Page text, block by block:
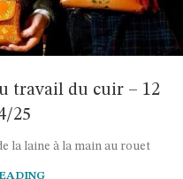
travail du cuir – 12
25
la laine à la main au rouet